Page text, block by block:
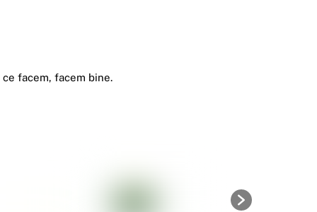
facem, facem bine.